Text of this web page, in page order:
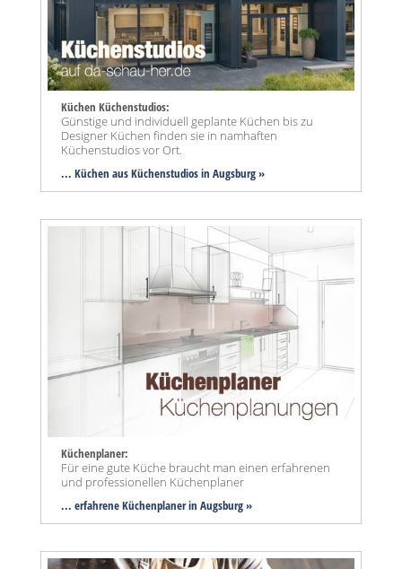
Küchen Küchenstudios:
Günstige und individuell geplante Küchen bis zu
Designer Küchen finden sie in namhaften
Küchenstudios vor Ort.
... Küchen aus Küchenstudios in Augsburg »
Küchenplaner:
Für eine gute Küche braucht man einen erfahrenen
und professionellen Küchenplaner
... erfahrene Küchenplaner in Augsburg »